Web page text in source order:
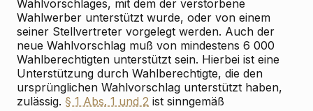
Wahlvorschlages, mit dem der verstorbene
Wahlwerber unterstützt wurde, oder von einem
seiner Stellvertreter vorgelegt werden. Auch der
neue Wahlvorschlag muß von mindestens 6 000
Wahlberechtigten unterstützt sein. Hierbei ist eine
Unterstützung durch Wahlberechtigte, die den
ursprünglichen Wahlvorschlag unterstützt haben,
zulässig. § 1 Abs. 1 und 2 ist sinngemäß